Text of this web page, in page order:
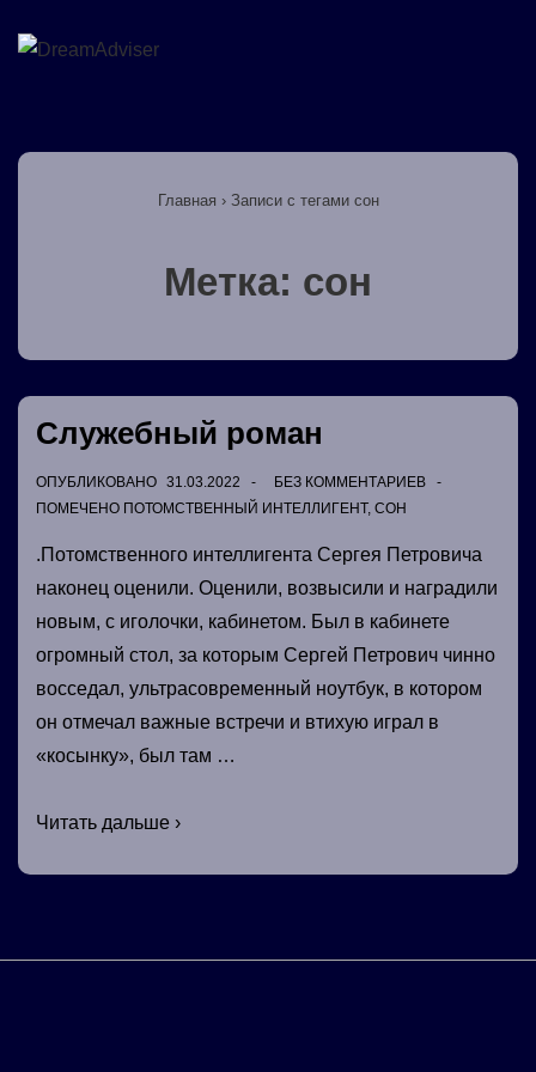
Перейти
содержимому
навигация
Главная › Записи с тегами сон
Метка: сон
Служебный роман
ОПУБЛИКОВАНО 31.03.2022
БЕЗ КОММЕНТАРИЕВ
ПОМЕЧЕНО ПОТОМСТВЕННЫЙ ИНТЕЛЛИГЕНТ, СОН
.Потомственного интеллигента Сергея Петровича
наконец оценили. Оценили, возвысили и наградили
новым, с иголочки, кабинетом. Был в кабинете
огромный стол, за которым Сергей Петрович чинно
восседал, ультрасовременный ноутбук, в котором
он отмечал важные встречи и втихую играл в
«косынку», был там …
Служебный
Читать дальше ›